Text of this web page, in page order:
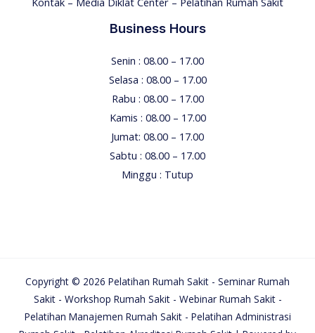
Business Hours
Senin : 08.00 – 17.00
Selasa : 08.00 – 17.00
Rabu : 08.00 – 17.00
Kamis : 08.00 – 17.00
Jumat: 08.00 – 17.00
Sabtu : 08.00 – 17.00
Minggu : Tutup
Copyright © 2026 Pelatihan Rumah Sakit - Seminar Rumah
Sakit - Workshop Rumah Sakit - Webinar Rumah Sakit -
Pelatihan Manajemen Rumah Sakit - Pelatihan Administrasi